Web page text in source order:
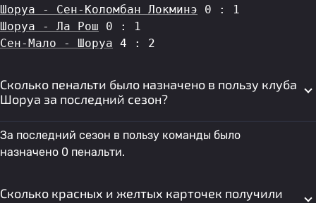
Шоруа - Сен-Коломбан Локминэ 0 : 1
Шоруа - Ла Рош 0 : 1
Сен-Мало - Шоруа 4 : 2
Сколько пенальти было назначено в пользу клуба
Шоруа за последний сезон?
За последний сезон в пользу команды было
назначено 0 пенальти.
Сколько красных и желтых карточек получили